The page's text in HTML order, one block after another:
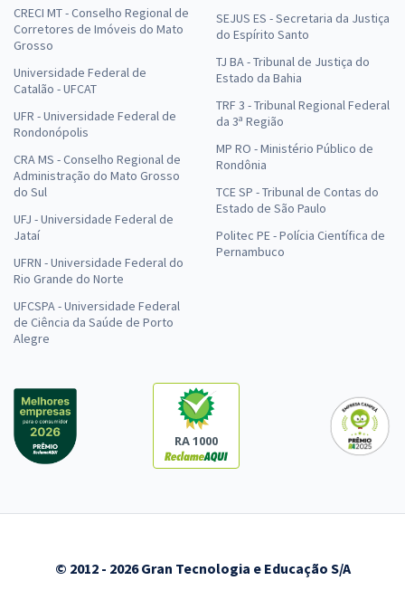
CRECI MT - Conselho Regional de
Corretores de Imóveis do Mato
Grosso
Universidade Federal de
Catalão - UFCAT
UFR - Universidade Federal de
Rondonópolis
CRA MS - Conselho Regional de
Administração do Mato Grosso
do Sul
UFJ - Universidade Federal de
Jataí
UFRN - Universidade Federal do
Rio Grande do Norte
UFCSPA - Universidade Federal
de Ciência da Saúde de Porto
Alegre
SEJUS ES - Secretaria da Justiça
do Espírito Santo
TJ BA - Tribunal de Justiça do
Estado da Bahia
TRF 3 - Tribunal Regional Federal
da 3ª Região
MP RO - Ministério Público de
Rondônia
TCE SP - Tribunal de Contas do
Estado de São Paulo
Politec PE - Polícia Científica de
Pernambuco
RA 1000
© 2012 - 2026 Gran Tecnologia e Educação S/A